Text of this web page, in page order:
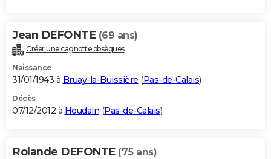
Jean DEFONTE (69 ans)
Créer une cagnotte obsèques
Naissance
31/01/1943 à Bruay-la-Buissière (Pas-de-Calais)
Décès
07/12/2012 à Houdain (Pas-de-Calais)
Rolande DEFONTE (75 ans)